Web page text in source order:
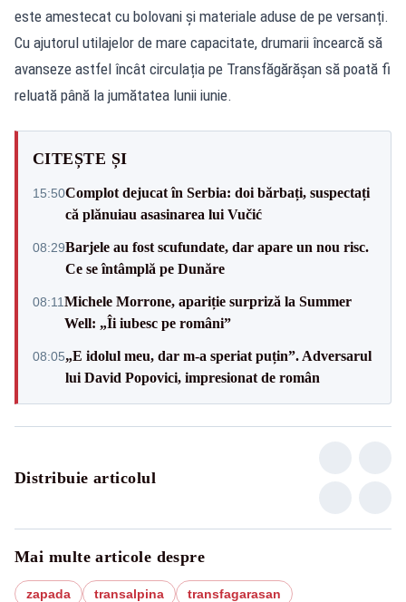
este amestecat cu bolovani și materiale aduse de pe versanți.
Cu ajutorul utilajelor de mare capacitate, drumarii încearcă să
avanseze astfel încât circulația pe Transfăgărășan să poată fi
reluată până la jumătatea lunii iunie.
CITEȘTE ȘI
15:50Complot dejucat în Serbia: doi bărbați, suspectați
că plănuiau asasinarea lui Vučić
08:29Barjele au fost scufundate, dar apare un nou risc.
Ce se întâmplă pe Dunăre
08:11Michele Morrone, apariție surpriză la Summer
Well: „Îi iubesc pe români”
08:05„E idolul meu, dar m-a speriat puțin”. Adversarul
lui David Popovici, impresionat de român
Distribuie articolul
Mai multe articole despre
zapada transalpina transfagarasan